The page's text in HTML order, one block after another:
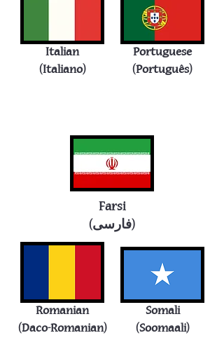
Italian
(Italiano)
Portuguese
(Português)
Farsi
(فارسی)
Somali
(Soomaali)
Romanian
(Daco-Romanian)